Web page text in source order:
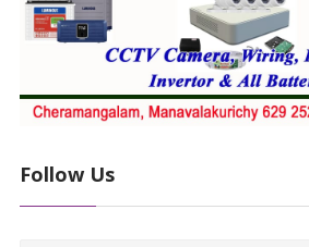
Follow Us